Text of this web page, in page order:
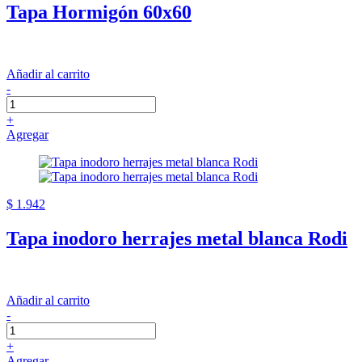
Tapa Hormigón 60x60
Añadir al carrito
-
+
Agregar
$ 1.942
Tapa inodoro herrajes metal blanca Rodi
Añadir al carrito
-
+